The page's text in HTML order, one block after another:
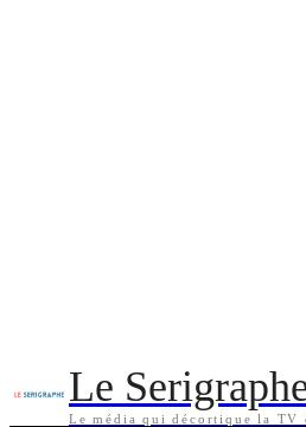
Le
Le média qui décortique la TV